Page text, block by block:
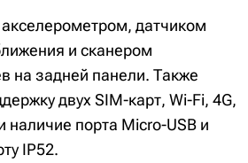
датчиком
и сканером
на задней панели. Также
двух SIM-карт, Wi-Fi, 4G,
наличие порта Micro-USB и
IP52.